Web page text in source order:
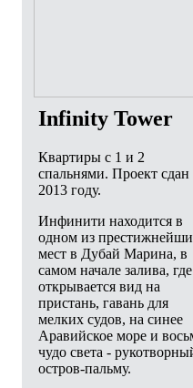
Infinity Tower
Квартиры с 1 и 2
спальнями. Проект сдан
2013 году.
Инфинити находится в
одном из
мест в Дубай Марина, в
самом начале залива, где
открывается вид на
пристань, гавань для
мелких судов, на синее
Аравийское море и
чудо света -
остров-пальму.